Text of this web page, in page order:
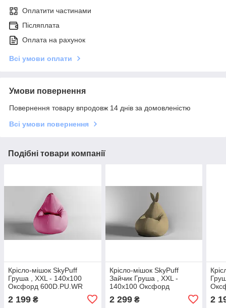
Оплатити частинами
Післяплата
Оплата на рахунок
Всі умови оплати
Умови повернення
Повернення товару впродовж 14 днів за домовленістю
Всі умови повернення
Подібні товари компанії
Крісло-мішок SkyPuff
Груша , XXL - 140х100
Оксфорд 600D.PU.WR
2 199 ₴
Крісло-мішок SkyPuff
Зайчик Груша , XXL -
140х100 Оксфорд
2 299₴ 2